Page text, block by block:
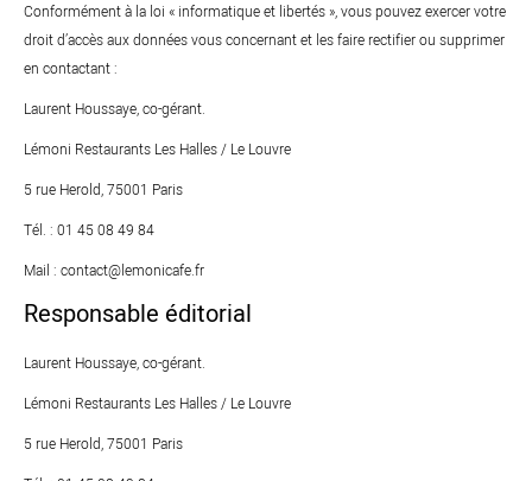
Conformément à la loi « informatique et libertés », vous pouvez exercer votre
droit d’accès aux données vous concernant et les faire rectifier ou supprimer
en contactant :
Laurent Houssaye, co-gérant.
Lémoni Restaurants Les Halles / Le Louvre
5 rue Herold, 75001 Paris
Tél. : 01 45 08 49 84
Mail : contact@lemonicafe.fr
Responsable éditorial
Laurent Houssaye, co-gérant.
Lémoni Restaurants Les Halles / Le Louvre
5 rue Herold, 75001 Paris